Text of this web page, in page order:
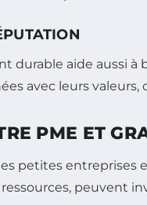
durable aide aussi
avec leurs
PME ET
petites entreprises
peuvent